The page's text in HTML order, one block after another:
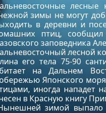
зимы не могут
в деревни и
птиц,
заповедника
лесной
его тела 75-90
на Дальнем
Японского
иногда нападет
в Красную книгу
зимой выпало